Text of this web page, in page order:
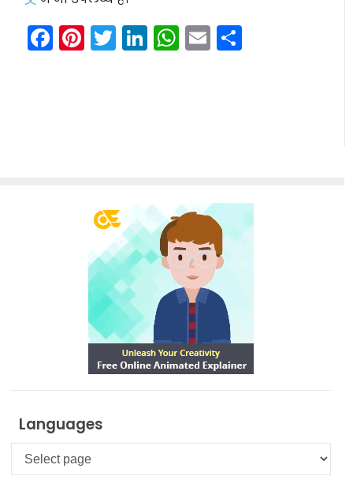
Facebook
Pinterest
Twitter
LinkedIn
WhatsApp
Email
Languages
Languages